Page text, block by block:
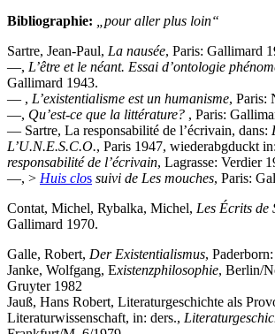
Bibliographie:
„pour aller plus loin“
Sartre, Jean-Paul, La nausée, Paris: Gallimard
—, L’être et le néant. Essai d’ontologie
Gallimard 1943.
— , L’existentialisme est un humanisme, Paris:
—, Qu’est-ce que la littérature? , Paris:
— Sartre, La responsabilité de l’écrivain, dans:
L’U.N.E.S.C.O., Paris 1947, wiederabgduckt
responsabilité de l’écrivain, Lagrasse: Verdier
—, > Huis clos suivi de Les mouches, Paris:
Contat, Michel, Rybalka, Michel, Les Écrits de
Gallimard 1970.
Galle, Robert, Der Existentialismus,
Janke, Wolfgang, Existenzphilosophie, Berlin/
Gruyter 1982
Jauß, Hans Robert, Literaturgeschichte als
Literaturwissenschaft, in: ders.,